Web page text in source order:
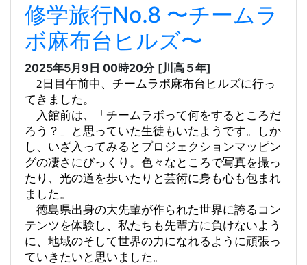
修学旅行No.8 〜チームラ
ボ麻布台ヒルズ〜
2025年5月9日 00時20分 [川高５年]
2日目午前中、チームラボ麻布台ヒルズに行っ
てきました。
入館前は、「チームラボって何をするところだ
ろう？」と思っていた生徒もいたようです。しか
し、いざ入ってみるとプロジェクションマッピン
グの凄さにびっくり。色々なところで写真を撮っ
たり、光の道を歩いたりと芸術に身も心も包まれ
ました。
徳島県出身の大先輩が作られた世界に誇るコン
テンツを体験し、私たちも先輩方に負けないよう
に、地域のそして世界の力になれるように頑張っ
ていきたいと思いました。